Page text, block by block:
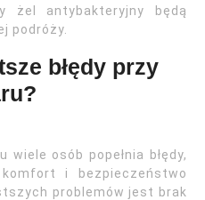
żel antybakteryjny będą
podróży.
błędy przy
osób popełnia błędy,
i bezpieczeństwo
problemów jest brak